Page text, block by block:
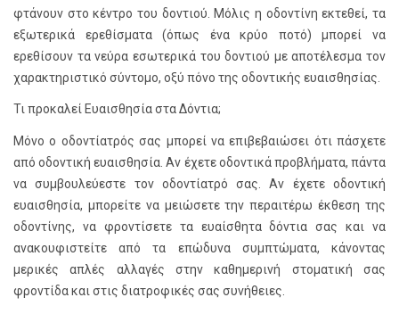
φτάνουν στο κέντρο του δοντιού. Μόλις η οδοντίνη εκτεθεί, τα
εξωτερικά ερεθίσματα (όπως ένα κρύο ποτό) μπορεί να
ερεθίσουν τα νεύρα εσωτερικά του δοντιού με αποτέλεσμα τον
χαρακτηριστικό σύντομο, οξύ πόνο της οδοντικής ευαισθησίας.
Τι προκαλεί Ευαισθησία στα Δόντια;
Μόνο ο οδοντίατρός σας μπορεί να επιβεβαιώσει ότι πάσχετε
από οδοντική ευαισθησία. Αν έχετε οδοντικά προβλήματα, πάντα
να συμβουλεύεστε τον οδοντίατρό σας. Αν έχετε οδοντική
ευαισθησία, μπορείτε να μειώσετε την περαιτέρω έκθεση της
οδοντίνης, να φροντίσετε τα ευαίσθητα δόντια σας και να
ανακουφιστείτε από τα επώδυνα συμπτώματα, κάνοντας
μερικές απλές αλλαγές στην καθημερινή στοματική σας
φροντίδα και στις διατροφικές σας συνήθειες.